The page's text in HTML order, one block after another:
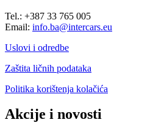
Tel.: +387 33 765 005
Email: info.ba@intercars.eu
Uslovi i odredbe
Zaštita ličnih podataka
Politika korištenja kolačića
Akcije i novosti